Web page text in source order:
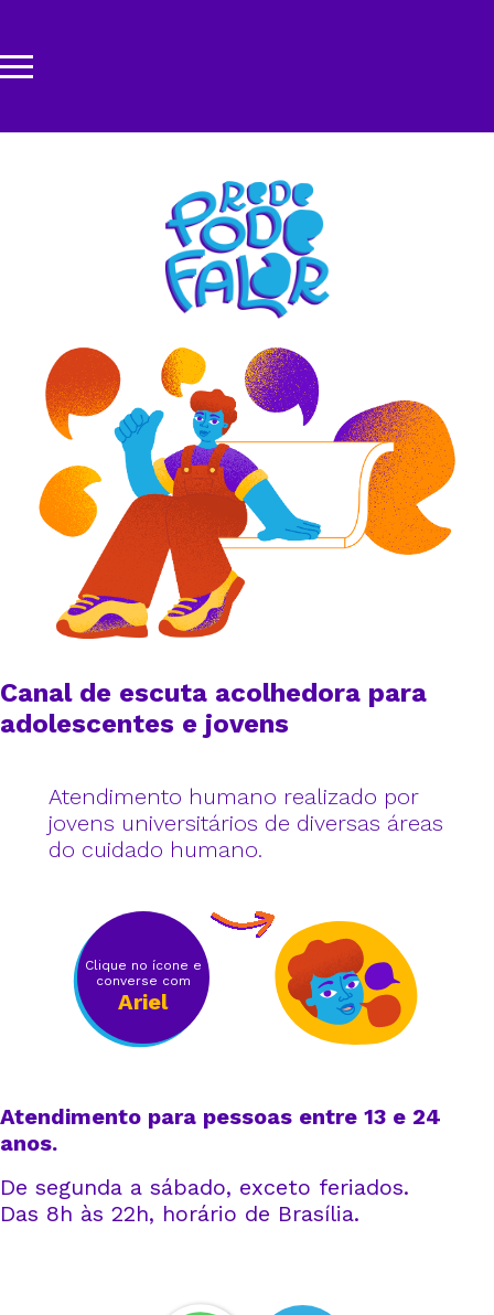
Canal de escuta acolhedora para
adolescentes e jovens
Atendimento humano realizado por
jovens universitários de diversas áreas
do cuidado humano.
Clique no ícone e
converse com
Ariel
Atendimento para pessoas entre 13 e 24
anos.
De segunda a sábado, exceto feriados.
Das 8h às 22h, horário de Brasília.